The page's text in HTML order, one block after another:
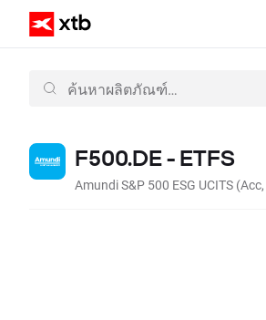
F500.DE - ETFS
Amundi S&P 500 ESG UCITS (Acc,